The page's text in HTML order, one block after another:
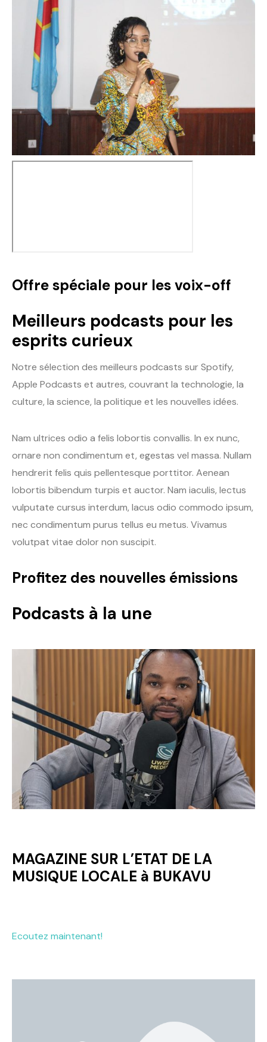
Offre spéciale pour les voix-off
Meilleurs podcasts pour les
esprits curieux
Notre sélection des meilleurs podcasts sur Spotify,
Apple Podcasts et autres, couvrant la technologie, la
culture, la science, la politique et les nouvelles idées.
Nam ultrices odio a felis lobortis convallis. In ex nunc,
ornare non condimentum et, egestas vel massa. Nullam
hendrerit felis quis pellentesque porttitor. Aenean
lobortis bibendum turpis et auctor. Nam iaculis, lectus
vulputate cursus interdum, lacus odio commodo ipsum,
nec condimentum purus tellus eu metus. Vivamus
volutpat vitae dolor non suscipit.
Profitez des nouvelles émissions
Podcasts à la une
MAGAZINE SUR L’ETAT DE LA
MUSIQUE LOCALE à BUKAVU
Ecoutez maintenant!